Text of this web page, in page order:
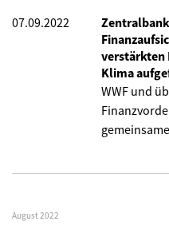
07.09.2022
verstärkten
Klima
WWF und
August 2022